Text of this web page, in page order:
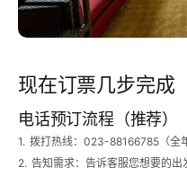
现在订票几步完成
电话预订流程（推荐）
1. 拨打热线：023-88166785（全
2. 告知需求：告诉客服您想要的